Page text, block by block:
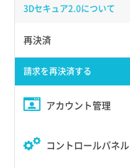
3Dセキュア2.0について
再決済
請求を再決済する
アカウント管理
コントロールパネル